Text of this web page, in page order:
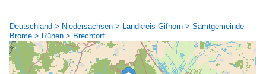
Deutschland > Niedersachsen > Landkreis Gifhorn > Samtgemeinde
Brome > Rühen > Brechtorf